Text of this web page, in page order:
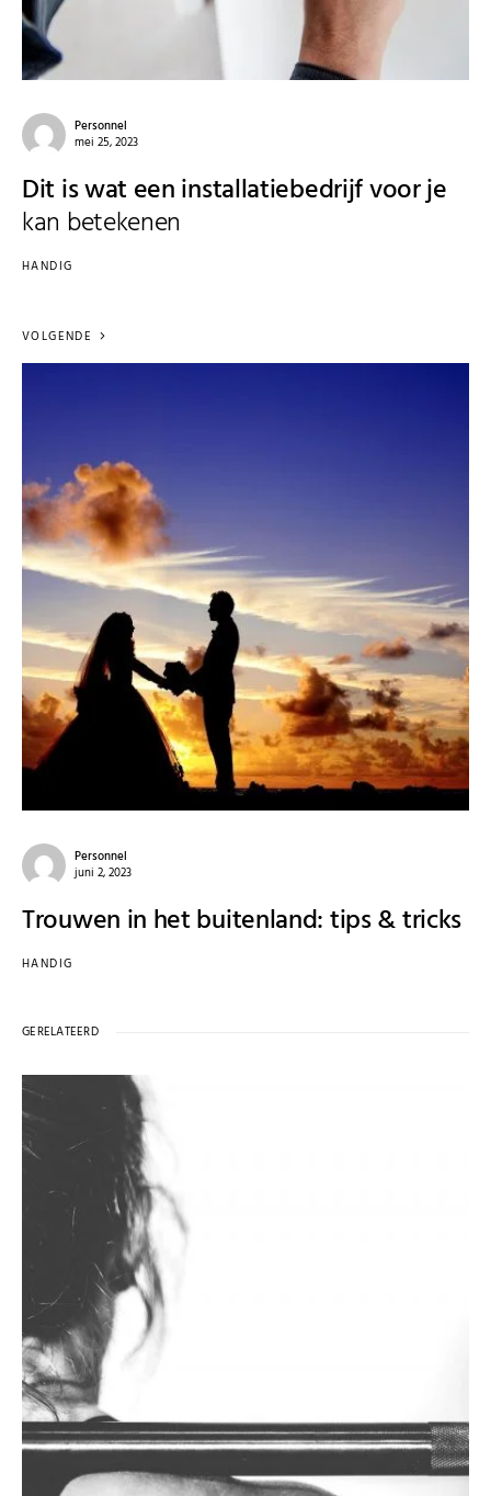
Personnel
mei 25, 2023
Dit is wat een installatiebedrijf voor je
kan betekenen
HANDIG
VOLGENDE
Personnel
juni 2, 2023
Trouwen in het buitenland: tips & tricks
HANDIG
GERELATEERD